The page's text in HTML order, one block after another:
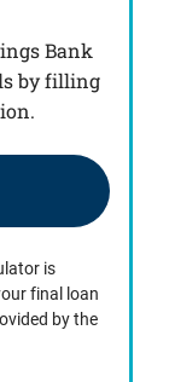
Bank
by filling
is
final loan
by the